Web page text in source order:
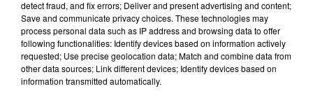
commercial (H/F).
Une société de La Souterraine recherche un assistant
administratif et commercial (H/F). Vos missions : recueillir
detect fraud, and fix errors; Deliver and present advertising and content;
Save and communicate privacy choices. These technologies may
process personal data such as IP address and browsing data to offer
following functionalities: Identify devices based on information actively
requested; Use precise geolocation data; Match and combine data from
other data sources; Link different devices; Identify devices based on
information transmitted automatically.